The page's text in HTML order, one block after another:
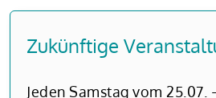
Zukünftige
Jeden Samstag vom 25.07.